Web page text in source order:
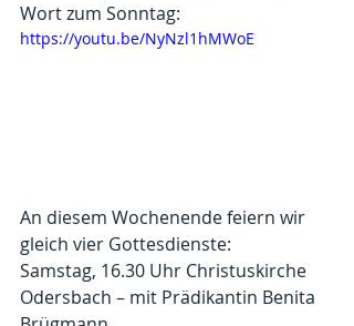
Wort zum Sonntag:
https://youtu.be/NyNzl1hMWoE
An diesem Wochenende feiern wir
gleich vier Gottesdienste:
Samstag, 16.30 Uhr Christuskirche
Odersbach – mit Prädikantin Benita